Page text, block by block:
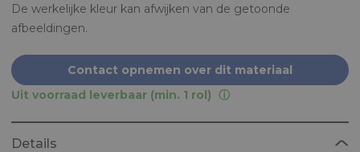
De werkelijke kleur kan afwijken van de getoonde
afbeeldingen.
Contact opnemen over dit materiaal
Uit voorraad leverbaar (min. 1 rol)
Details